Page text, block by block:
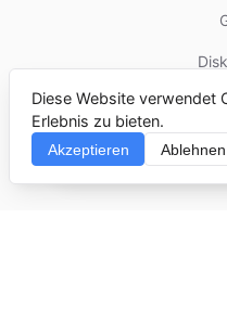
Diese Website verwendet
Erlebnis zu bieten.
Akzeptieren Ablehnen